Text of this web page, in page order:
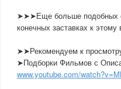
➤➤➤Еще больше подобных
конечных заставках к этому
➤➤Рекомендуем к
➤Подборки Фильмов с
www.youtube.com/